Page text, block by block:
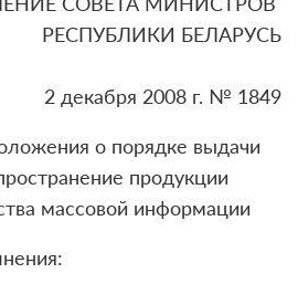
РЕСПУБЛИКИ БЕЛАРУСЬ
2 декабря 2008 г. № 1849
о порядке выдачи
продукции
массовой информации